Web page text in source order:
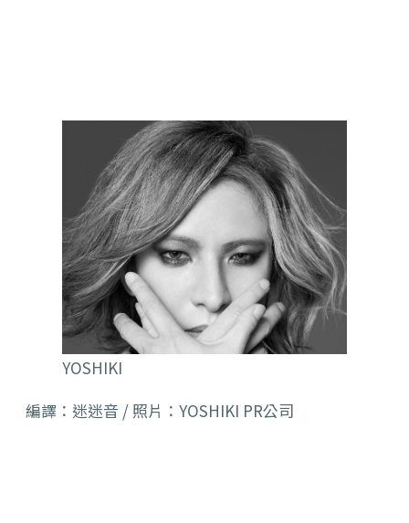
YOSHIKI
編譯：迷迷音 / 照片：YOSHIKI PR公司